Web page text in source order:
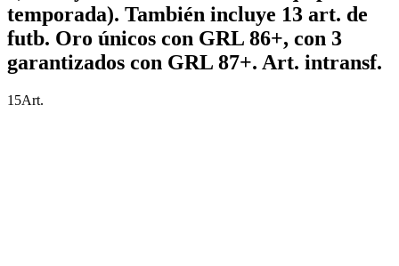
temporada). También incluye 13 art. de
futb. Oro únicos con GRL 86+, con 3
garantizados con GRL 87+. Art. intransf.
15Art.